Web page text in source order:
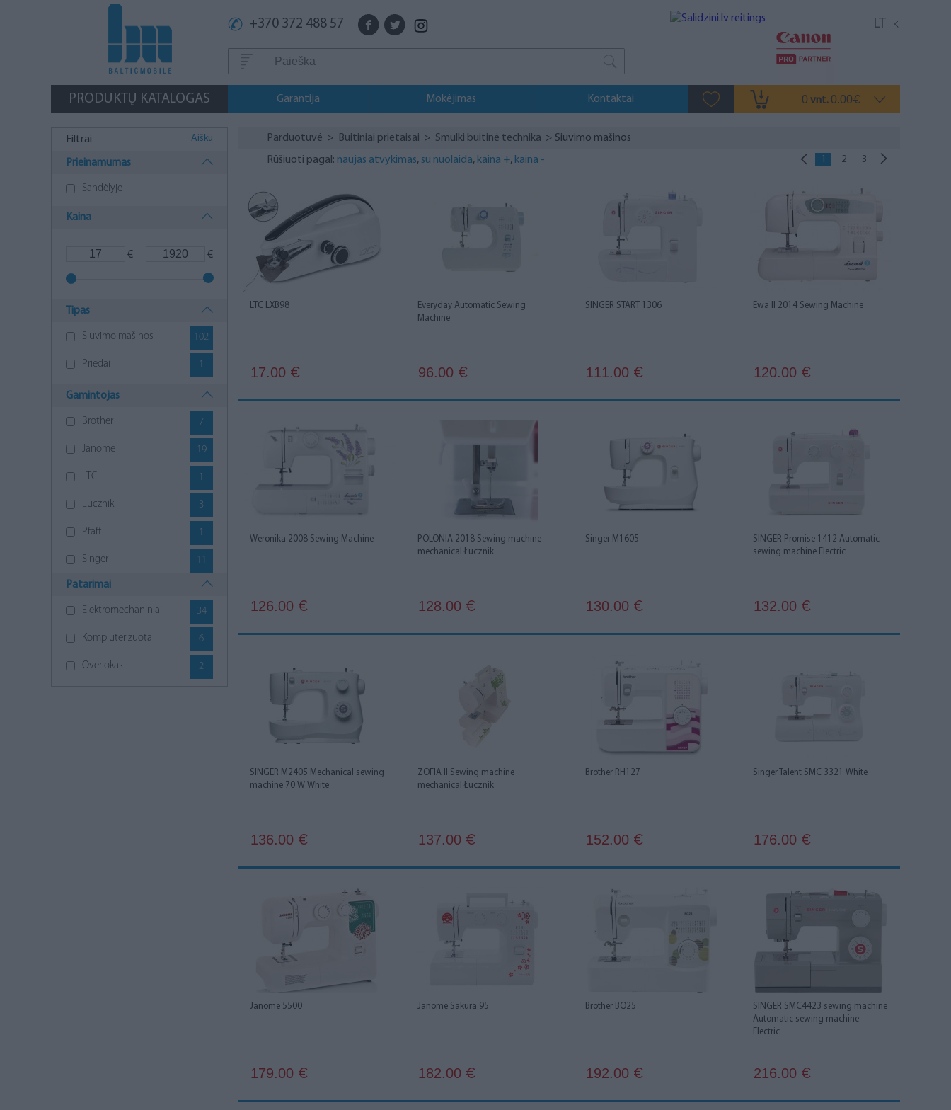
+370 372 488 57 LT
PRODUKTŲ KATALOGAS Garantija Mokėjimas Kontaktai 0 vnt. 0.00€
Filtrai Aišku
Prieinamumas
Sandėlyje
Kaina
€ €
Tipas
Siuvimo mašinos 102
Priedai 1
Gamintojas
Brother 7
Janome 19
LTC 1
Lucznik 3
Pfaff 1
Singer 11
Patarimai
Elektromechaniniai 34
Kompiuterizuota 6
Overlokas 2
Parduotuvė > Buitiniai prietaisai > Smulki buitinė technika > Siuvimo mašinos
1 2 3
Rūšiuoti pagal: naujas atvykimas, su nuolaida, kaina +, kaina -
LTC LXB98
17.00 €
Everyday Automatic Sewing
Machine
96.00 €
SINGER START 1306
111.00 €
Ewa II 2014 Sewing Machine
120.00 €
Weronika 2008 Sewing Machine
126.00 €
POLONIA 2018 Sewing machine
mechanical Łucznik
128.00 €
Singer M1605
130.00 €
SINGER Promise 1412 Automatic
sewing machine Electric
132.00 €
SINGER M2405 Mechanical sewing
machine 70 W White
136.00 €
ZOFIA II Sewing machine
mechanical Łucznik
137.00 €
Brother RH127
152.00 €
Singer Talent SMC 3321 White
176.00 €
Janome 5500
179.00 €
Janome Sakura 95
182.00 €
Brother BQ25
192.00 €
SINGER SMC4423 sewing machine
Automatic sewing machine
Electric
216.00 €